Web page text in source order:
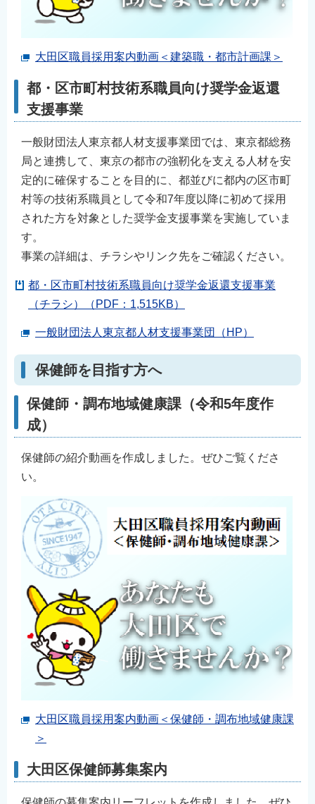
大田区職員採用案内動画＜建築職・都市計画課＞
都・区市町村技術系職員向け奨学金返還
支援事業
一般財団法人東京都人材支援事業団では、東京都総務
局と連携して、東京の都市の強靭化を支える人材を安
定的に確保することを目的に、都並びに都内の区市町
村等の技術系職員として令和7年度以降に初めて採用
された方を対象とした奨学金支援事業を実施していま
す。
事業の詳細は、チラシやリンク先をご確認ください。
都・区市町村技術系職員向け奨学金返還支援事業
（チラシ）（PDF：1,515KB）
一般財団法人東京都人材支援事業団（HP）
保健師を目指す方へ
保健師・調布地域健康課（令和5年度作
成）
保健師の紹介動画を作成しました。ぜひご覧くださ
い。
大田区職員採用案内動画＜保健師・調布地域健康課
＞
大田区保健師募集案内